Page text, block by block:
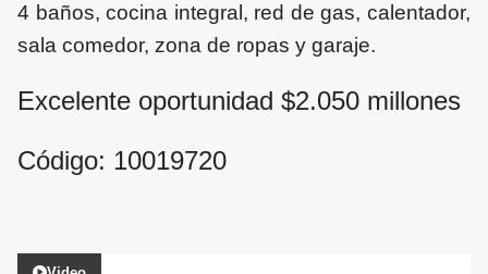
4 baños, cocina integral, red de gas, calentador,
sala comedor, zona de ropas y garaje.
Excelente oportunidad $2.050 millones
Código: 10019720